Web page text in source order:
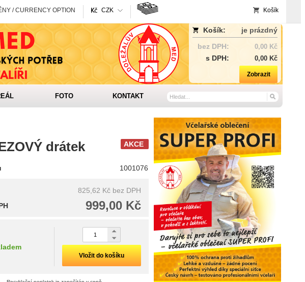
/ CURRENCY OPTION CZK Košík
Košík:
je prázdný
bez DPH:
0,00 Kč
s DPH: 0,00 Kč
Zobrazit
FOTO KONTAKT
AKCE
drátek
1001076
825,62 Kč bez DPH
999,00 Kč
Vložit do košíku